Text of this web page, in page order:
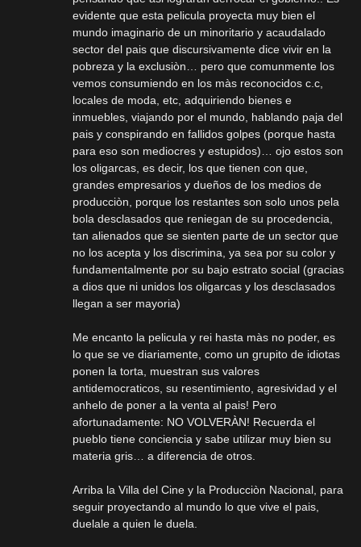
evidente que esta pelicula proyecta muy bien el
mundo imaginario de un minoritario y acaudalado
sector del pais que discursivamente dice vivir en la
pobreza y la exclusiòn… pero que comunmente los
vemos consumiendo en los màs reconocidos c.c,
locales de moda, etc, adquiriendo bienes e
inmuebles, viajando por el mundo, hablando paja del
pais y conspirando en fallidos golpes (porque hasta
para eso son mediocres y estupidos)… ojo estos son
los oligarcas, es decir, los que tienen con que,
grandes empresarios y dueños de los medios de
producciòn, porque los restantes son solo unos pela
bola desclasados que reniegan de su procedencia,
tan alienados que se sienten parte de un sector que
no los acepta y los discrimina, ya sea por su color y
fundamentalmente por su bajo estrato social (gracias
a dios que ni unidos los oligarcas y los desclasados
llegan a ser mayoria)
Me encanto la pelicula y rei hasta màs no poder, es
lo que se ve diariamente, como un grupito de idiotas
ponen la torta, muestran sus valores
antidemocraticos, su resentimiento, agresividad y el
anhelo de poner a la venta al pais! Pero
afortunadamente: NO VOLVERÀN! Recuerda el
pueblo tiene conciencia y sabe utilizar muy bien su
materia gris… a diferencia de otros.
Arriba la Villa del Cine y la Producciòn Nacional, para
seguir proyectando al mundo lo que vive el pais,
duelale a quien le duela.